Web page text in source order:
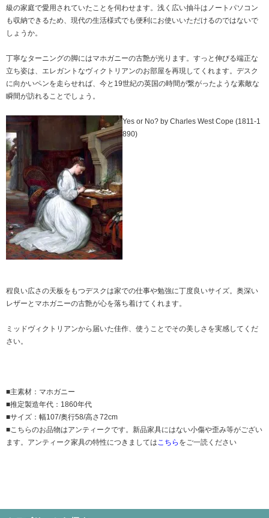
級の家庭で愛用されていたことを伺わせます。浅く広い抽斗はノートパソコン
も収納できるため、現代の生活様式でも便利にお使いいただけるのではないで
しょうか。
丁寧なターニングの脚にはマホガニーの古艶が光ります。すっと伸びる端正な
立ち姿は、エレガントなヴィクトリアンのお部屋を再現してくれます。デスク
に向かいペンを走らせれば、今と19世紀の英国の時間が繋がったような素敵な
瞬間が訪れることでしょう。
Yes or No? by Charles West Cope (1811-1
890)
程良い広さの天板をもつデスクは家での仕事や勉強に丁度良いサイズ。奥深い
レザーとマホガニーの古艶が心を落ち着けてくれます。
ミッドヴィクトリアンから届いた佳作、使うことでその美しさを実感してくだ
さい。
■主素材：マホガニー
■推定製造年代：1860年代
■サイズ：幅107/奥行58/高さ72cm
■こちらのお品物はアンティークです。新品家具にはない小傷や歪み等がござい
ます。アンティーク家具の特性につきましては こちら をご一読ください